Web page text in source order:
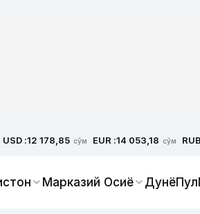
USD :12 178,85 сўм EUR :14 053,18 сўм
Марказий Осиё ДунёПул